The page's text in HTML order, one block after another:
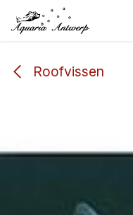
Overslaan naar inhoud
Roofvissen